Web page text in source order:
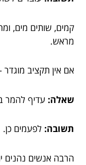
קמים, שותים מים,
מראש.
אם אין תקציב מוגדר
שאלה: עדיף להמר
תשובה: לפעמים כן.
הרבה אנשים נהנים